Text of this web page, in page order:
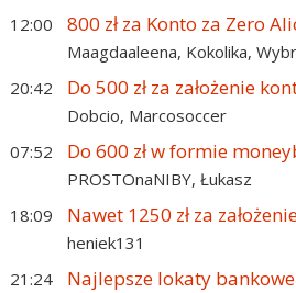
12:00
Maagdaaleena, Kokolika,
20:42
Dobcio, Marcosoccer
07:52
PROSTOnaNIBY, Łukasz
18:09
heniek131
21:24